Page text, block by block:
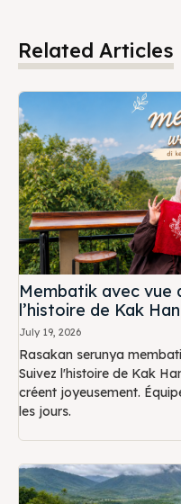
Related Articles
Membatik avec vue
l’histoire de Kak
July 19, 2026
Rasakan serunya
Suivez l'histoire de Kak
créent joyeusement.
les jours.